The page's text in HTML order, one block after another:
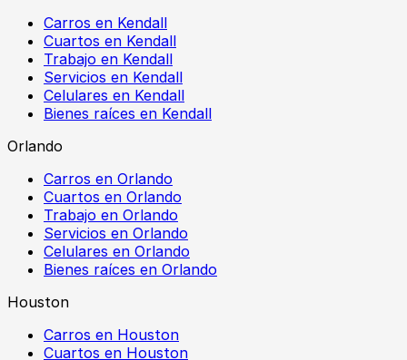
Carros en Kendall
Cuartos en Kendall
Trabajo en Kendall
Servicios en Kendall
Celulares en Kendall
Bienes raíces en Kendall
Orlando
Carros en Orlando
Cuartos en Orlando
Trabajo en Orlando
Servicios en Orlando
Celulares en Orlando
Bienes raíces en Orlando
Houston
Carros en Houston
Cuartos en Houston